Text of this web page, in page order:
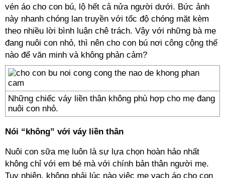
vén áo cho con bú, lộ hết cả nửa người dưới. Bức ảnh
này nhanh chóng lan truyền với tốc độ chóng mặt kèm
theo nhiều lời bình luận chê trách. Vậy với những bà mẹ
đang nuôi con nhỏ, thì nên cho con bú nơi công cộng thế
nào để văn minh và không phản cảm?
Những chiếc váy liền thân không phù hợp cho mẹ đang
nuôi con nhỏ.
Nói “không” với váy liền thân
Nuôi con sữa mẹ luôn là sự lựa chọn hoàn hảo nhất
không chỉ với em bé mà với chính bản thân người mẹ.
Tuy nhiên, không phải lúc nào việc mẹ vạch áo cho con